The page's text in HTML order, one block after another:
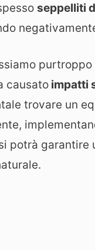
seppelliti
causato impatti
trovare un
potrà